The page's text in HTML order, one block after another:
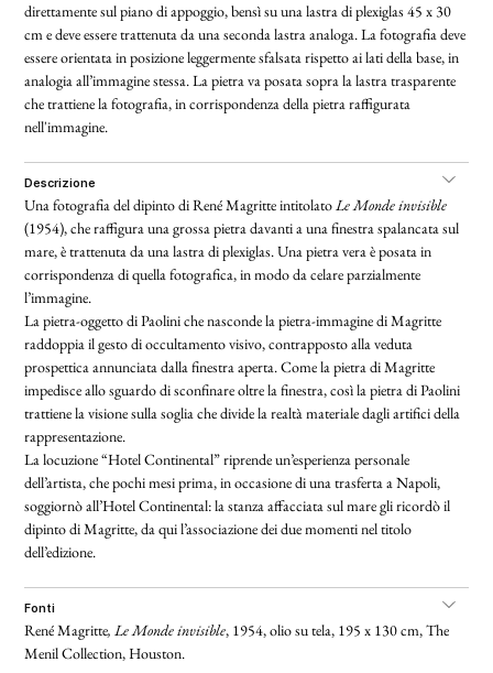
direttamente sul piano di appoggio, bensì su una lastra di plexiglas 45 x 30
cm e deve essere trattenuta da una seconda lastra analoga. La fotografia deve
essere orientata in posizione leggermente sfalsata rispetto ai lati della base, in
analogia all’immagine stessa. La pietra va posata sopra la lastra trasparente
che trattiene la fotografia, in corrispondenza della pietra raffigurata
nell'immagine.
descrizione
Una fotografia del dipinto di René Magritte intitolatoLe Monde invisible
(1954), che raffigura una grossa pietra davanti a una finestra spalancata sul
mare, è trattenuta da una lastra di plexiglas. Una pietra vera è posata in
corrispondenza di quella fotografica, in modo da celare parzialmente
l’immagine.
La pietra-oggetto di Paolini che nasconde la pietra-immagine di Magritte
raddoppia il gesto di occultamento visivo, contrapposto alla veduta
prospettica annunciata dalla finestra aperta. Come la pietra di Magritte
impedisce allo sguardo di sconfinare oltre la finestra, così la pietra di Paolini
trattiene la visione sulla soglia che divide la realtà materiale dagli artifici della
rappresentazione.
La locuzione “Hotel Continental” riprende un’esperienza personale
dell’artista, che pochi mesi prima, in occasione di una trasferta a Napoli,
soggiornò all’Hotel Continental: la stanza affacciata sul mare gli ricordò il
dipinto di Magritte, da qui l’associazione dei due momenti nel titolo
dell’edizione.
fonti
René Magritte,Le Monde invisible, 1954, olio su tela, 195 x 130 cm, The
Menil Collection, Houston.